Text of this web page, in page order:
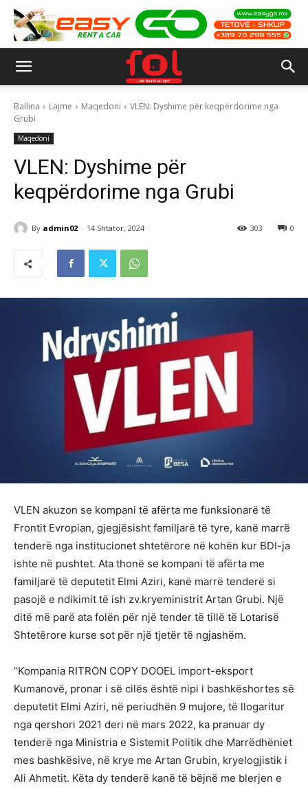
Ballina Lajme Maqedoni
VLEN: Dyshime për keqpërdorime nga
Grubi
Maqedoni
VLEN: Dyshime për
keqpërdorime nga Grubi
By admin02 14 Shtator, 2024 0
303
VLEN akuzon se kompani të afërta me funksionarë të
Frontit Evropian, gjegjësisht familjarë të tyre, kanë marrë
tenderë nga institucionet shtetërore në kohën kur BDI-ja
ishte në pushtet. Ata thonë se kompani të afërta me
familjarë të deputetit Elmi Aziri, kanë marrë tenderë si
pasojë e ndikimit të ish zv.kryeministrit Artan Grubi. Një
ditë më parë ata folën për një tender të tillë të Lotarisë
Shtetërore kurse sot për një tjetër të ngjashëm.
“Kompania RITRON COPY DOOEL import-eksport
Kumanovë, pronar i së cilës është nipi i bashkëshortes së
deputetit Elmi Aziri, në periudhën 9 mujore, të llogaritur
nga qershori 2021 deri në mars 2022, ka pranuar dy
tenderë nga Ministria e Sistemit Politik dhe Marrëdhëniet
mes bashkësive, në krye me Artan Grubin, kryelogjistik i
Ali Ahmetit. Këta dy tenderë kanë të bëjnë me blerjen e